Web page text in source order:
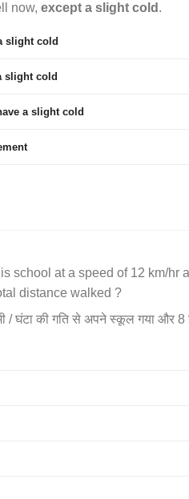
now, except a slight cold .
slight cold
slight cold
a slight cold
school at a speed of 12 km/hr
distance walked ?
/ घंटा की गति से अपने स्कूल गया और 8